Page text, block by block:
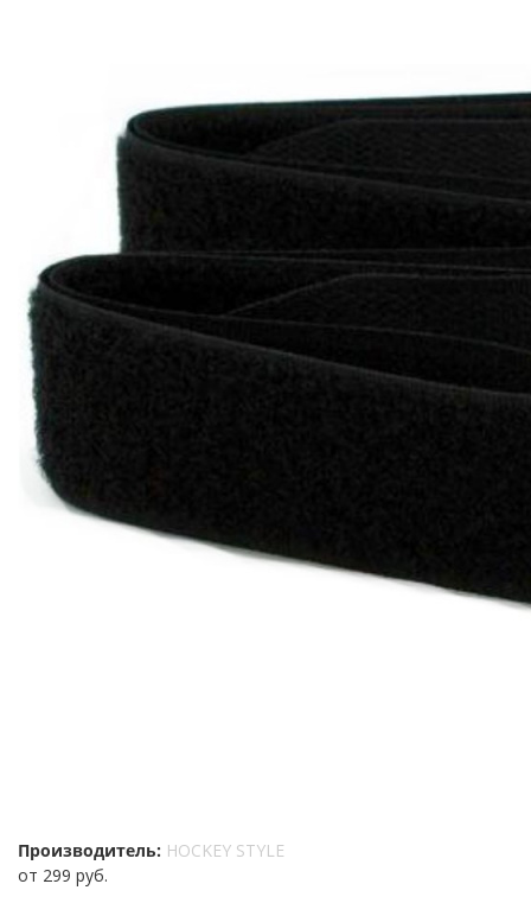
Производитель: HOCKEY STYLE
от 299 руб.